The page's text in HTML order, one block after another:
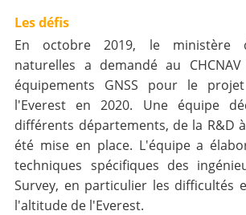
Les défis
En octobre 2019, le ministère
naturelles a demandé au
équipements GNSS pour le
l'Everest en 2020. Une équipe
différents départements, de la R&D
été mise en place. L'équipe a
techniques spécifiques des
Survey, en particulier les difficultés
l'altitude de l'Everest.